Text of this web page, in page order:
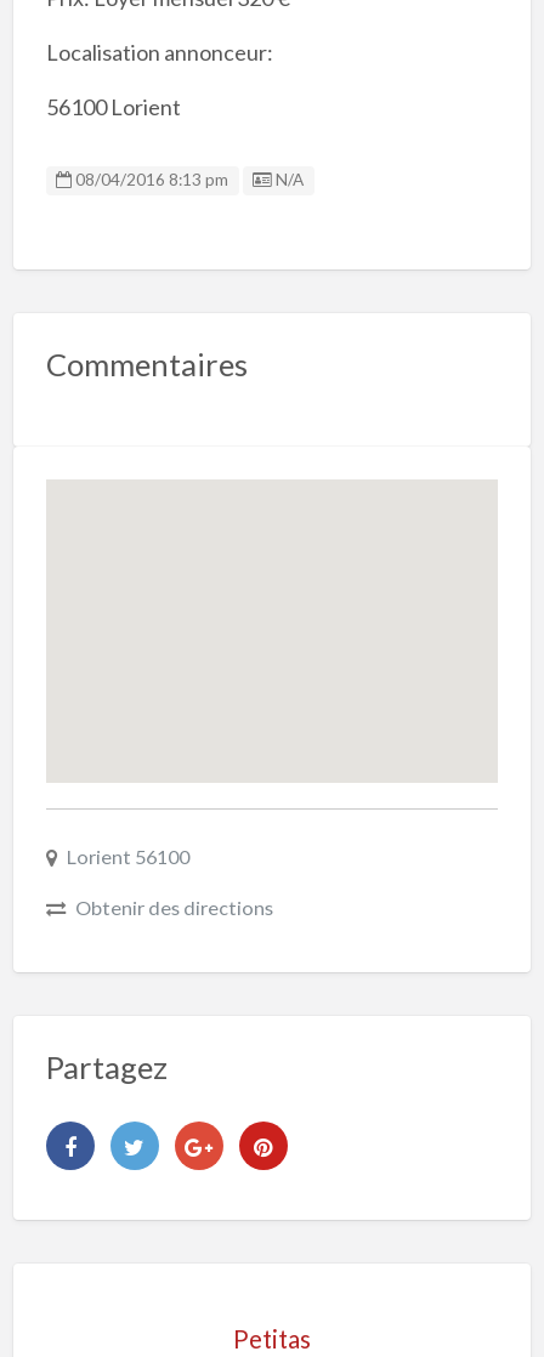
Localisation annonceur:
56100 Lorient
08/04/2016 8:13 pm Listing ID
N/A
Commentaires
Lorient 56100
Obtenir des directions
Partagez
Petitas